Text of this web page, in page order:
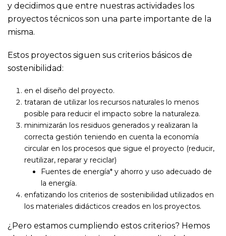
y decidimos que entre nuestras actividades los
proyectos técnicos son una parte importante de la
misma.
Estos proyectos siguen sus criterios básicos de
sostenibilidad:
en el diseño del proyecto.
trataran de utilizar los recursos naturales lo menos
posible para reducir el impacto sobre la naturaleza.
minimizarán los residuos generados y realizaran la
correcta gestión teniendo en cuenta la economía
circular en los procesos que sigue el proyecto (reducir,
reutilizar, reparar y reciclar)
Fuentes de energía* y ahorro y uso adecuado de
la energía.
enfatizando los criterios de sostenibilidad utilizados en
los materiales didácticos creados en los proyectos.
¿Pero estamos cumpliendo estos criterios? Hemos